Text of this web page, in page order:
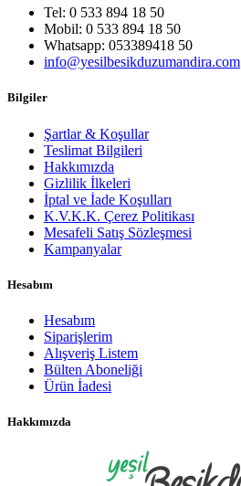
Tel: 0 533 894 18 50
Mobil: 0 533 894 18 50
Whatsapp: 053389418 50
info@yesilbesikduzumandira.com
Bilgiler
Şartlar & Koşullar
Teslimat Bilgileri
Hakkımızda
Gizlilik İlkeleri
İptal ve İade Koşulları
K.V.K.K. Çerez Politikası
Mesafeli Satış Sözleşmesi
Kampanyalar
Hesabım
Hesabım
Siparişlerim
Alışveriş Listem
Bülten Aboneliği
Ürün İadesi
Hakkımızda